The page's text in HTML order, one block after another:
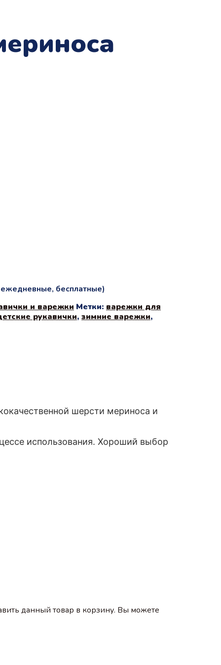
бесплатные)
и варежки Метки: варежки для
рукавички, зимние варежки,
шерсти мериноса и
использования. Хороший выбор
данный товар в корзину. Вы можете